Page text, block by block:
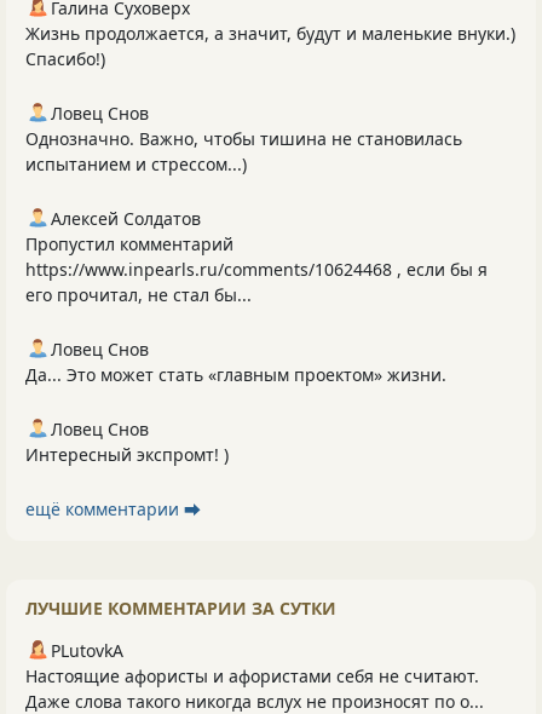
Галина Суховерх
Жизнь продолжается, а значит, будут и маленькие внуки.)
Спасибо!)
Ловец Снов
Однозначно. Важно, чтобы тишина не становилась
испытанием и стрессом...)
Алексей Солдатов
Пропустил комментарий
https://www.inpearls.ru/comments/10624468 , если бы я
его прочитал, не стал бы...
Ловец Снов
Да... Это может стать «главным проектом» жизни.
Ловец Снов
Интересный экспромт! )
ещё комментарии ⮕
ЛУЧШИЕ КОММЕНТАРИИ ЗА СУТКИ
PLutоvkА
Настоящие афористы и афористами себя не считают.
Даже слова такого никогда вслух не произносят по о...